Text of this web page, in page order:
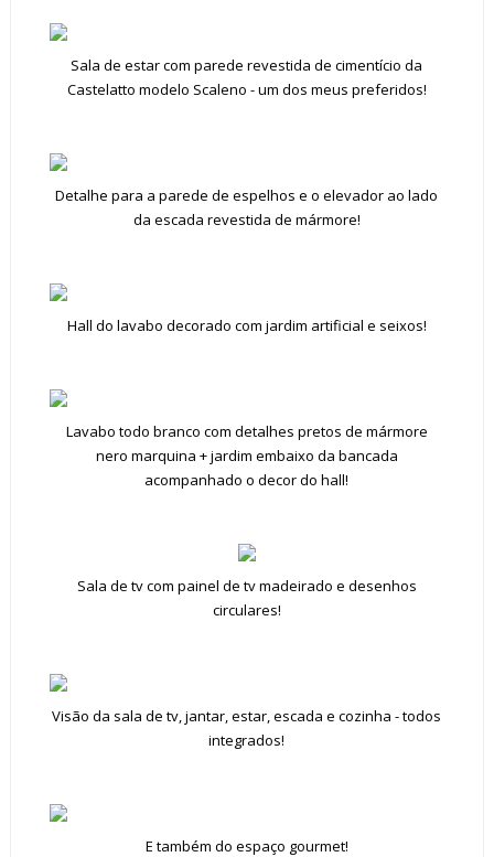
Sala de estar com parede revestida de cimentício da
Castelatto modelo Scaleno - um dos meus preferidos!
Detalhe para a parede de espelhos e o elevador ao lado
da escada revestida de mármore!
Hall do lavabo decorado com jardim artificial e seixos!
Lavabo todo branco com detalhes pretos de mármore
nero marquina + jardim embaixo da bancada
acompanhado o decor do hall!
Sala de tv com painel de tv madeirado e desenhos
circulares!
Visão da sala de tv, jantar, estar, escada e cozinha - todos
integrados!
E também do espaço gourmet!